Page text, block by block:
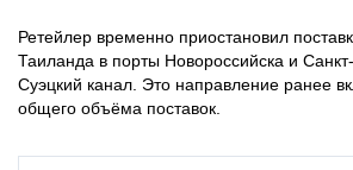
Ретейлер временно приостановил
Таиланда в порты Новороссийска и
Суэцкий канал. Это направление ранее
общего объёма поставок.